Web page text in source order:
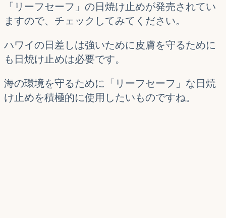
「リーフセーフ」の日焼け止めが発売されてい
ますので、チェックしてみてください。
ハワイの日差しは強いために皮膚を守るために
も日焼け止めは必要です。
海の環境を守るために「リーフセーフ」な日焼
け止めを積極的に使用したいものですね。